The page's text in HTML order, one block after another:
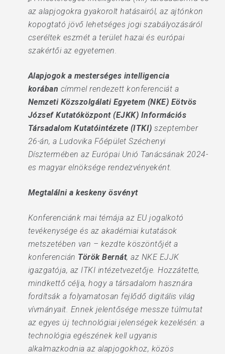
az alapjogokra gyakorolt hatásairól, az ajtónkon
kopogtató jövő lehetséges jogi szabályozásáról
cseréltek eszmét a terület hazai és európai
szakértői az egyetemen.
Alapjogok a mesterséges intelligencia
korában címmel rendezett konferenciát a
Nemzeti Közszolgálati Egyetem (NKE) Eötvös
József Kutatóközpont (EJKK) Információs
Társadalom Kutatóintézete (ITKI) szeptember
26-án, a Ludovika Főépület Széchenyi
Dísztermében az Európai Unió Tanácsának 2024-
es magyar elnöksége rendezvényeként.
Megtalálni a keskeny ösvényt
Konferenciánk mai témája az EU jogalkotó
tevékenysége és az akadémiai kutatások
metszetében van – kezdte köszöntőjét a
konferencián Török Bernát, az NKE EJJK
igazgatója, az ITKI intézetvezetője. Hozzátette,
mindkettő célja, hogy a társadalom hasznára
fordítsák a folyamatosan fejlődő digitális világ
vívmányait. Ennek jelentősége messze túlmutat
az egyes új technológiai jelenségek kezelésén: a
technológia egészének kell ugyanis
alkalmazkodnia az alapjogokhoz, közös